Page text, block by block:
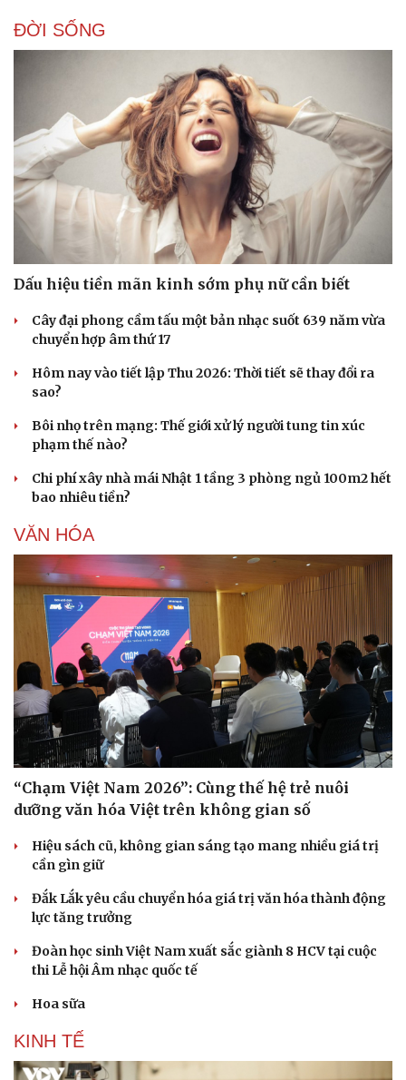
Sức khỏe
Dinh dưỡng - món ngon
Cây thuốc
Sản phụ khoa
Nam khoa
Phòng mạch online
Ăn sạch sống khỏe
Đời sống
Blog
ĐỜI SỐNG
Dấu hiệu tiền mãn kinh sớm phụ nữ cần biết
Cây đại phong cầm tấu một bản nhạc suốt 639 năm vừa
chuyển hợp âm thứ 17
Hôm nay vào tiết lập Thu 2026: Thời tiết sẽ thay đổi ra
sao?
Bôi nhọ trên mạng: Thế giới xử lý người tung tin xúc
phạm thế nào?
Chi phí xây nhà mái Nhật 1 tầng 3 phòng ngủ 100m2 hết
bao nhiêu tiền?
VĂN HÓA
“Chạm Việt Nam 2026”: Cùng thế hệ trẻ nuôi
dưỡng văn hóa Việt trên không gian số
Hiệu sách cũ, không gian sáng tạo mang nhiều giá trị
cần gìn giữ
Đắk Lắk yêu cầu chuyển hóa giá trị văn hóa thành động
lực tăng trưởng
Đoàn học sinh Việt Nam xuất sắc giành 8 HCV tại cuộc
thi Lễ hội Âm nhạc quốc tế
Hoa sữa
KINH TẾ